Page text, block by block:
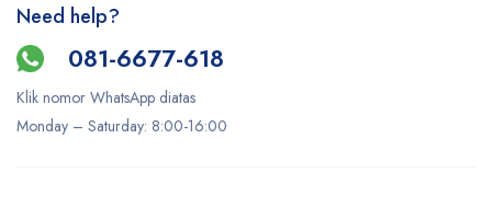
Need help?
081-6677-618
Klik nomor WhatsApp diatas
Monday – Saturday: 8:00-16:00